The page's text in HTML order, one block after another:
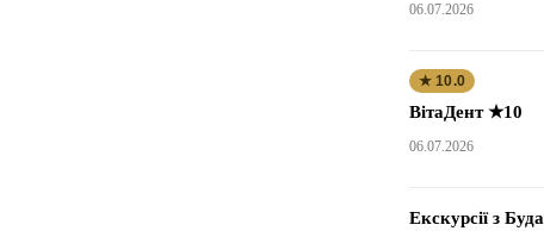
06.07.2026
★ 10.0
ВітаДент ★10
06.07.2026
Екскурсії з